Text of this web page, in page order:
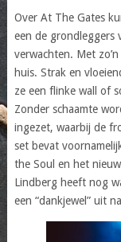
Over At The Gates
een de grondleggers
verwachten. Met
huis. Strak en
ze een flinke wall of
Zonder schaamte
ingezet, waarbij de
set bevat
the Soul en het
Lindberg heeft nog
een “dankjewel” uit